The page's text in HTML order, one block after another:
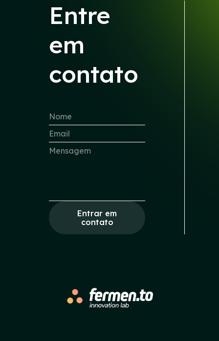
Entre
em
contato
Entrar em
contato